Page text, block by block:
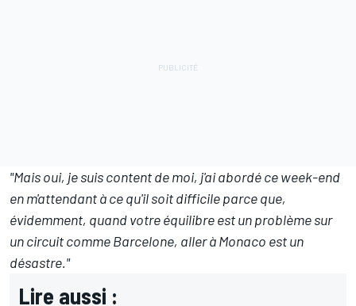
"Mais oui, je suis content de moi, j'ai abordé ce week-end
en m'attendant à ce qu'il soit difficile parce que,
évidemment, quand votre équilibre est un problème sur
un circuit comme Barcelone, aller à Monaco est un
désastre."
Lire aussi :